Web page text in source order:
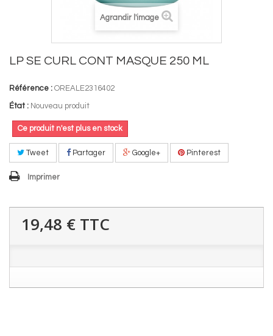
Agrandir l'image
LP SE CURL CONT MASQUE 250 ML
Référence : OREALE2316402
État : Nouveau produit
Ce produit n'est plus en stock
Tweet Partager Google+ Pinterest
Imprimer
19,48 € TTC